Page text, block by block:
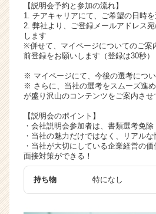
く
就
活
サ
イ
チ
ア
リ
ア
h
e
【説明会予約と参加の流れ】
1. チアキャリアにて、ご希望の日時を
2. 弊社より、ご登録メールアドレス
します
※併せて、マイページについてのご案
前登録をお願いします（登録は30秒）
※ マイページにて、今後の選考につ
※ さらに、当社の選考をスムーズ進
が盛り沢山のコンテンツをご案内させ
【説明会のポイント】
・会社説明会参加者は、書類選考免除
・当社の魅力だけではなく、リアル
・当社が大切にしている企業経営の
面接対策ができる！
持ち物 特になし